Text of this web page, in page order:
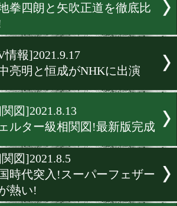
平岡アンディvs佐々木尽の
[TV情報]2021.9.24
坂本博之会長と神田拓也が
BS番組に出演
[対戦比較図]2021.9.21
寺地拳四朗と矢吹正道を徹
較!
[TV情報]2021.9.17